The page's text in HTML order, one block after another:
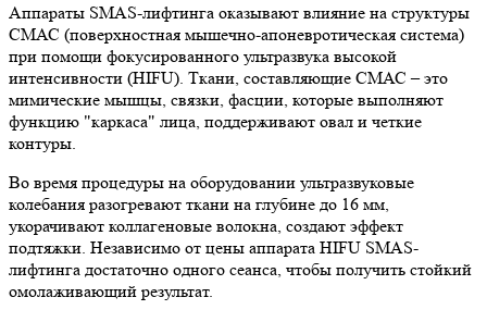
Аппараты SMAS-лифтинга оказывают влияние на структуры
СМАС (поверхностная мышечно-апоневротическая система)
при помощи фокусированного ультразвука высокой
интенсивности (HIFU). Ткани, составляющие СМАС – это
мимические мышцы, связки, фасции, которые выполняют
функцию "каркаса" лица, поддерживают овал и четкие
контуры.
Во время процедуры на оборудовании ультразвуковые
колебания разогревают ткани на глубине до 16 мм,
укорачивают коллагеновые волокна, создают эффект
подтяжки. Независимо от цены аппарата HIFU SMAS-
лифтинга достаточно одного сеанса, чтобы получить стойкий
омолаживающий результат.